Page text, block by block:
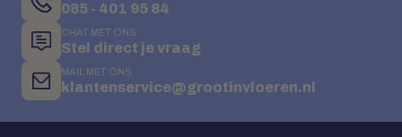
085 - 401 95 84
CHAT MET ONS
Stel direct je vraag
MAIL MET ONS
klantenservice@grootinvloeren.nl